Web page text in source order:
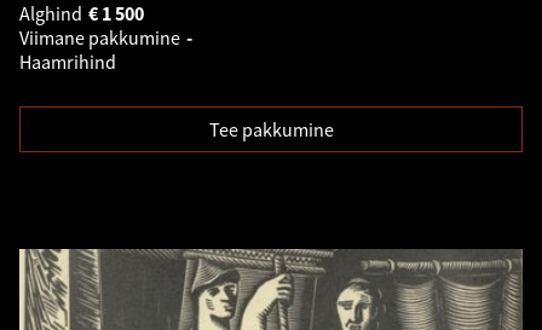
Alghind
1 500
€
Viimane pakkumine -
Haamrihind
Tee pakkumine